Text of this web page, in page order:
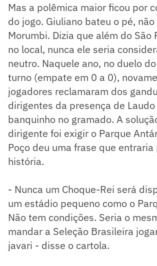
Mas a polêmica maior ficou por
do jogo. Giuliano bateu o pé,
Morumbi. Dizia que além do São
no local, nunca ele seria
neutro. Naquele ano, no duelo
turno (empate em 0 a 0),
jogadores reclamaram dos
dirigentes da presença de
banquinho no gramado. A
dirigente foi exigir o Parque
Poço deu uma frase que entraria
história.
- Nunca um Choque-Rei será
um estádio pequeno como o
Não tem condições. Seria o
mandar a Seleção Brasileira
javari - disse o cartola.